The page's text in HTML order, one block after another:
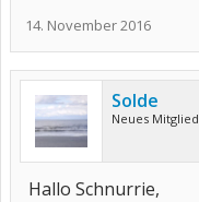
14. November 2016
Solde
Neues Mitglied
Hallo Schnurrie,